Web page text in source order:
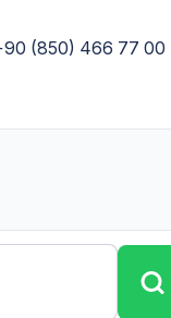
(850) 466 77 00